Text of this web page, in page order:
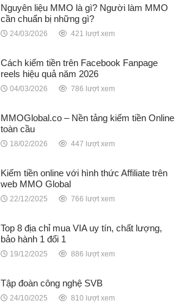
Nguyên liệu MMO là gì? Người làm MMO
cần chuẩn bị những gì?
24/03/2026 421 lượt xem
Cách kiếm tiền trên Facebook Fanpage
reels hiệu quả năm 2026
04/03/2026 786 lượt xem
MMOGlobal.co – Nền tảng kiếm tiền Online
toàn cầu
18/02/2026 447 lượt xem
Kiếm tiền online với hình thức Affiliate trên
web MMO Global
22/12/2025 766 lượt xem
Top 8 địa chỉ mua VIA uy tín, chất lượng,
bảo hành 1 đổi 1
19/12/2025 886 lượt xem
Tập đoàn công nghệ SVB
24/10/2025 810 lượt xem